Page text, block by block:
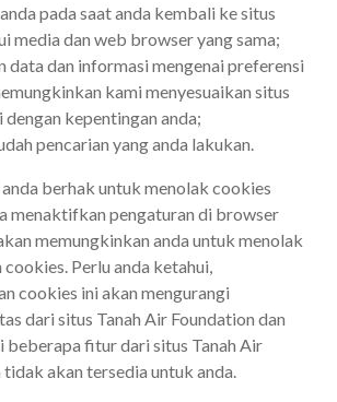
pada saat anda kembali ke situs
media dan web browser yang sama;
data dan informasi mengenai preferensi
kami menyesuaikan situs
dengan kepentingan anda;
pencarian yang anda lakukan.
berhak untuk menolak cookies
menaktifkan pengaturan di browser
memungkinkan anda untuk menolak
Perlu anda ketahui,
cookies ini akan mengurangi
dari situs Tanah Air Foundation dan
beberapa fitur dari situs Tanah Air
tidak akan tersedia untuk anda.